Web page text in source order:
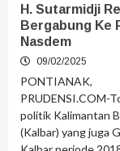
H. Sutarmidji
Bergabung Ke
Nasdem
09/02/2025
PONTIANAK,
PRUDENSI.COM-
politik Kalimantan
(Kalbar) yang juga